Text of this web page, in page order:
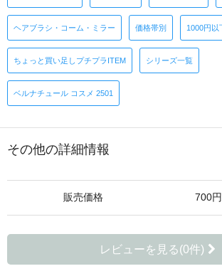
ヘアブラシ・コーム・ミラー 価格帯別 1000円以
ちょっと買い足しプチプラITEM シリーズ一覧
ベルナチュール コスメ 2501
その他の詳細情報
販売価格 700
レビューを見る(0件)